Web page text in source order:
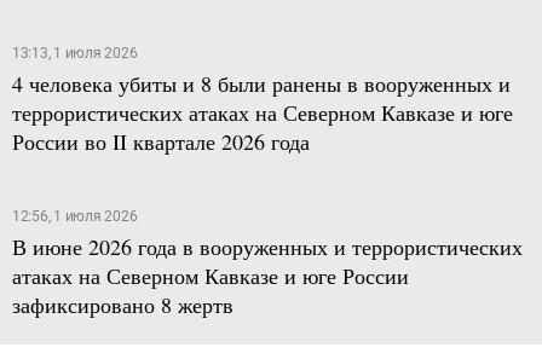
13:13, 1 июля 2026
4 человека убиты и 8 были ранены в вооруженных и
террористических атаках на Северном Кавказе и юге
России во II квартале 2026 года
12:56, 1 июля 2026
В июне 2026 года в вооруженных и террористических
атаках на Северном Кавказе и юге России
зафиксировано 8 жертв